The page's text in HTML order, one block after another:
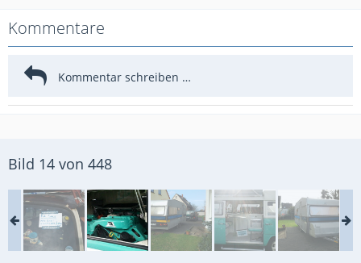
Kommentare
Bild 14 von 448